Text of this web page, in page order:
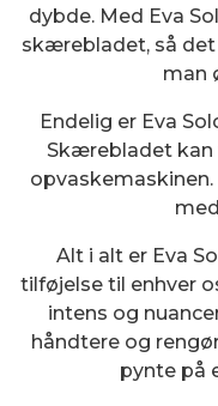
dybde. Med Eva
skærebladet, så
man
Endelig er Eva
Skærebladet kan
Alt i alt er Eva
tilføjelse til enhver
intens og
håndtere og
pynte på